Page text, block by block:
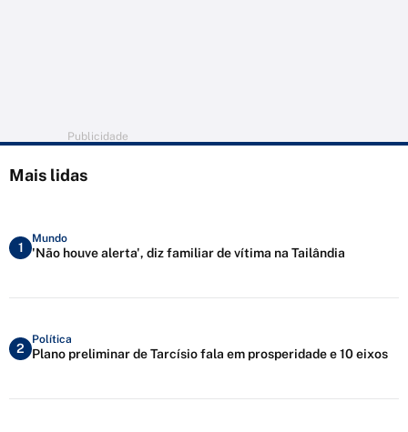
Publicidade
Mais lidas
1
Mundo
'Não houve alerta', diz familiar de vítima na Tailândia
2
Política
Plano preliminar de Tarcísio fala em prosperidade e 10 eixos